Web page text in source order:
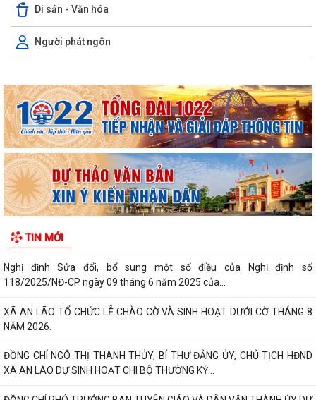
Di sản - Văn hóa
Người phát ngôn
TIN MỚI
nghị quyết quy định mức thu phí, lệ phí thuộc thẩm quyền của Hội đồng
nhân dân thành phố đối với...
XÃ AN LÃO TỔ CHỨC TẬP HUẤN TÍCH HỢP NỀN TẢNG MISA iGOV VÀ
ỨNG DỤNG TRÍ TUỆ NHÂN TẠO MISA ONE AI
HẢI PHÒNG QUYẾT TÂM THỰC HIỆN MỤC TIÊU TĂNG TRƯỞNG GRDP
TỪ 13% TRỞ LÊN
XÃ AN LÃO TỔ CHỨC HỘI NGHỊ ĐỐI THOẠI GIỮA NGƯỜI ĐỨNG ĐẦU
CẤP ỦY, CHÍNH QUYỀN VỚI NHÂN DÂN NĂM 2026.
2026
Nghị định Sửa đổi, bổ sung một số điều của Nghị định số
118/2025/NĐ-CP ngày 09 tháng 6 năm 2025 của...
XÃ AN LÃO TỔ CHỨC LỄ CHÀO CỜ VÀ SINH HOẠT DƯỚI CỜ THÁNG 8
NĂM 2026.
ĐỒNG CHÍ NGÔ THỊ THANH THỦY, BÍ THƯ ĐẢNG ỦY, CHỦ TỊCH HĐND
XÃ AN LÃO DỰ SINH HOẠT CHI BỘ THƯỜNG KỲ...